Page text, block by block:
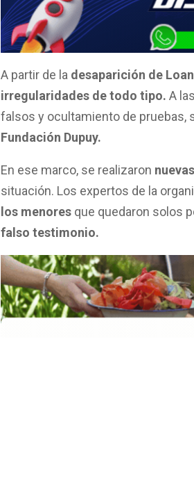
b
o
o
k
s
A
p
p
er
ar
tir
A partir de la desaparición de
irregularidades de todo tipo. A
falsos y ocultamiento de pruebas,
Fundación Dupuy.
En ese marco, se realizaron
situación. Los expertos de la
los menores que quedaron solos
falso testimonio.